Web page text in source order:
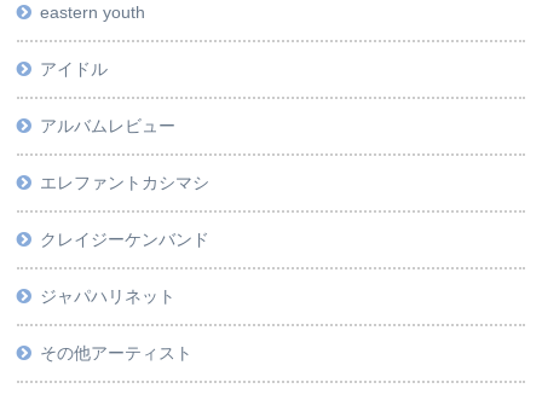
eastern youth
アイドル
アルバムレビュー
エレファントカシマシ
クレイジーケンバンド
ジャパハリネット
その他アーティスト